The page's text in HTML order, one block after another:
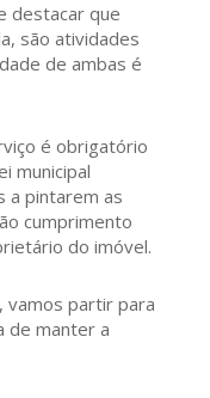
destacar que
são atividades
de ambas é
é obrigatório
municipal
a pintarem as
cumprimento
do imóvel.
vamos partir para
de manter a